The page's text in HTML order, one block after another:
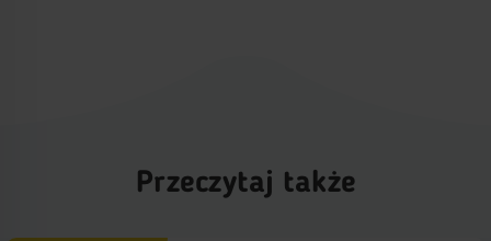
Przeczytaj także